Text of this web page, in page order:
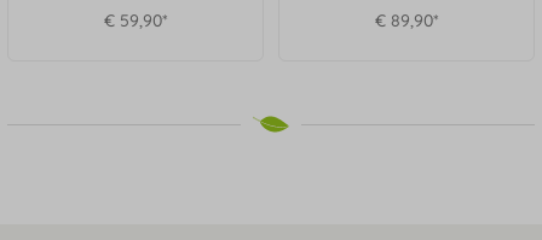
€ 59,90*
€ 89,90*